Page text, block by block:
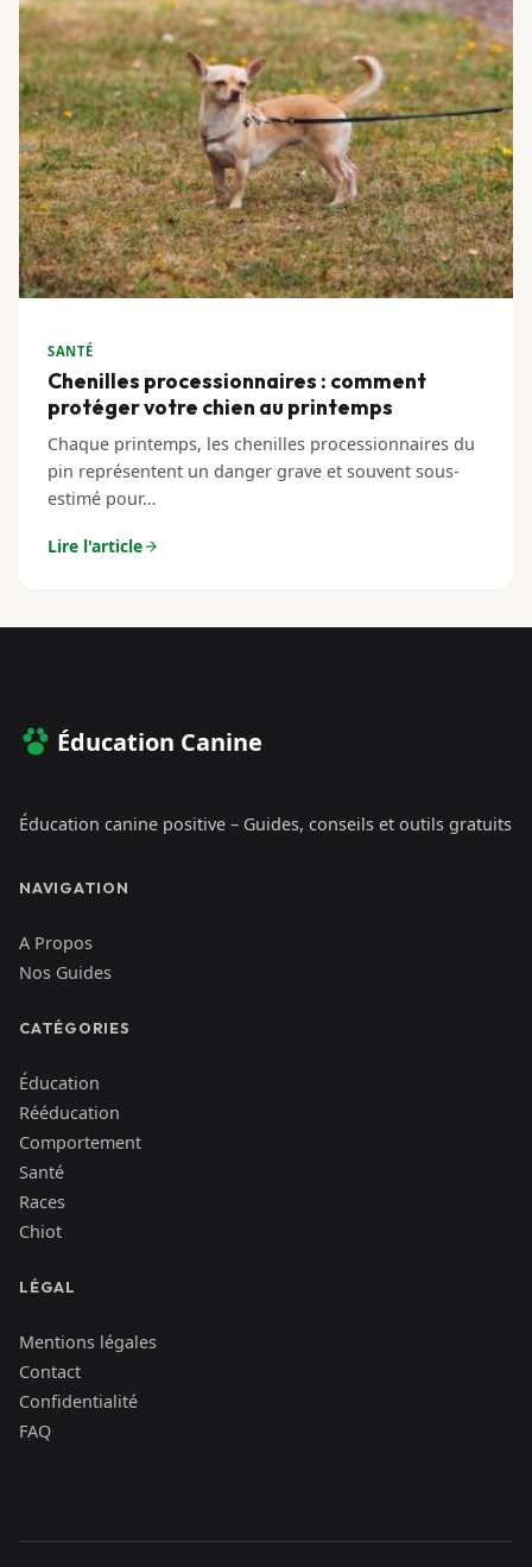
SANTÉ
Chenilles processionnaires : comment
protéger votre chien au printemps
Chaque printemps, les chenilles processionnaires du
pin représentent un danger grave et souvent sous-
estimé pour…
Lire l'article
Éducation Canine
Éducation canine positive – Guides, conseils et outils gratuits
NAVIGATION
A Propos
Nos Guides
CATÉGORIES
Éducation
Rééducation
Comportement
Santé
Races
Chiot
LÉGAL
Mentions légales
Contact
Confidentialité
FAQ